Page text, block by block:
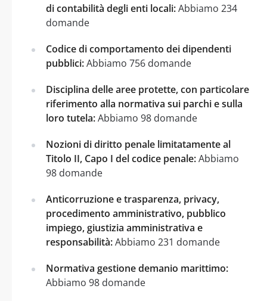
di contabilità degli enti locali:Abbiamo 234
domande
Codice di comportamento dei dipendenti
pubblici:Abbiamo 756 domande
Disciplina delle aree protette, con particolare
riferimento alla normativa sui parchi e sulla
loro tutela:Abbiamo 98 domande
Nozioni di diritto penale limitatamente al
Titolo II, Capo I del codice penale:Abbiamo
98 domande
Anticorruzione e trasparenza, privacy,
procedimento amministrativo, pubblico
impiego, giustizia amministrativa e
responsabilità:Abbiamo 231 domande
Normativa gestione demanio marittimo:
Abbiamo 98 domande